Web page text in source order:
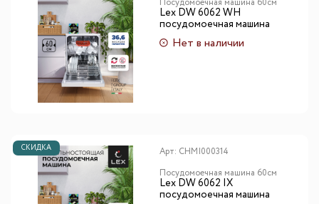
Посудомоечная машина 60см
Lex DW 6062 WH
посудомоечная машина
Нет в наличии
СКИДКА Арт: CHMI000314
Посудомоечная машина 60см
Lex DW 6062 IX
посудомоечная машина